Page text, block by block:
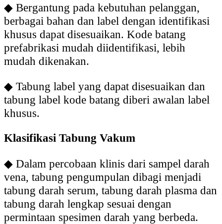
◆ Bergantung pada kebutuhan pelanggan,
berbagai bahan dan label dengan identifikasi
khusus dapat disesuaikan. Kode batang
prefabrikasi mudah diidentifikasi, lebih
mudah dikenakan.
◆ Tabung label yang dapat disesuaikan dan
tabung label kode batang diberi awalan label
khusus.
Klasifikasi Tabung Vakum
◆ Dalam percobaan klinis dari sampel darah
vena, tabung pengumpulan dibagi menjadi
tabung darah serum, tabung darah plasma dan
tabung darah lengkap sesuai dengan
permintaan spesimen darah yang berbeda.